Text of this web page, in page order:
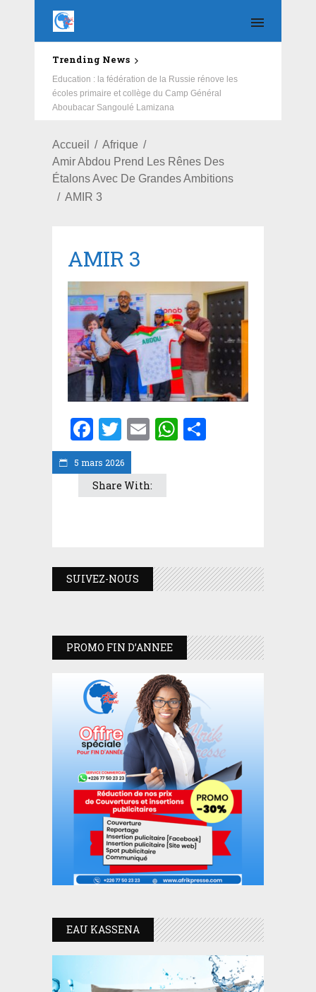
Trending News
Education : la fédération de la Russie rénove les
écoles primaire et collège du Camp Général
Aboubacar Sangoulé Lamizana
Accueil
Afrique
Amir Abdou Prend Les Rênes Des
Étalons Avec De Grandes Ambitions
AMIR 3
5 mars 2026
AMIR 3
Facebook
Twitter
EmailWhatsApp
Share With:
SUIVEZ-NOUS
PROMO FIN D’ANNEE
EAU KASSENA